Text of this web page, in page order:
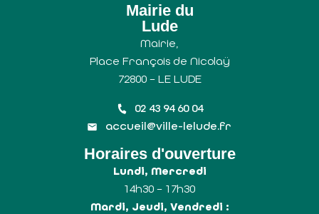
Mairie du
Lude
Mairie,
Place François de Nicolaÿ
72800 – LE LUDE
02 43 94 60 04
accueil@ville-lelude.fr
Horaires d'ouverture
Lundi, Mercredi
14h30 – 17h30
Mardi, Jeudi, Vendredi :